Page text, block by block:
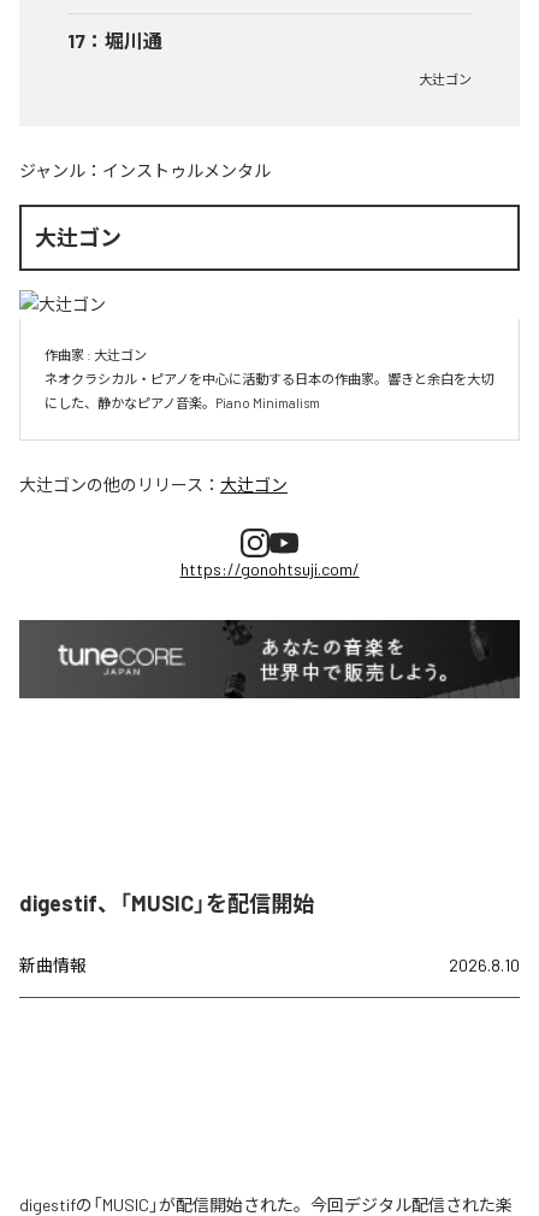
17 ： 堀川通
大辻ゴン
ジャンル： インストゥルメンタル
大辻ゴン
作曲家 : 大辻ゴン
ネオクラシカル・ピアノを中心に活動する日本の作曲家。響きと余白を大切
にした、静かなピアノ音楽。Piano Minimalism
大辻ゴンの他のリリース： 大辻ゴン
https://gonohtsuji.com/
digestif、「MUSIC」を配信開始
新曲情報 2026.8.10
digestifの「MUSIC」が配信開始された。今回デジタル配信された楽